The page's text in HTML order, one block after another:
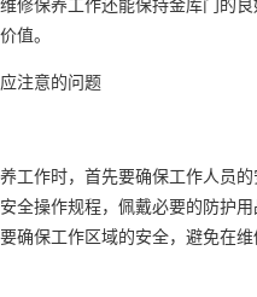
值。
注意的问题
工作时，首先要确保工作人员的
全操作规程，佩戴必要的防护
确保工作区域的安全，避免在